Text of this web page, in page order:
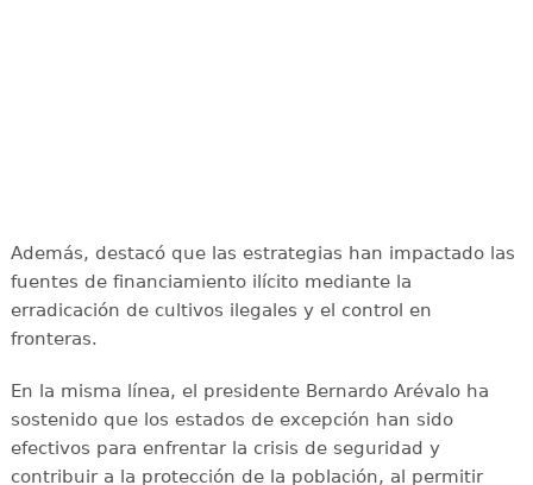
Además, destacó que las estrategias han impactado las
fuentes de financiamiento ilícito mediante la
erradicación de cultivos ilegales y el control en
fronteras.
En la misma línea, el presidente Bernardo Arévalo ha
sostenido que los estados de excepción han sido
efectivos para enfrentar la crisis de seguridad y
contribuir a la protección de la población, al permitir